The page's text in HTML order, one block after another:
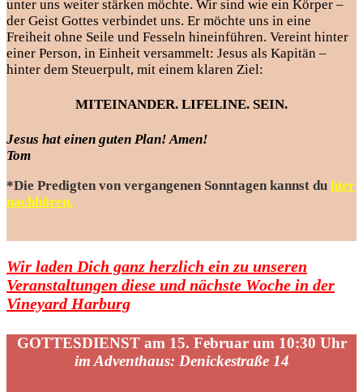
unter uns weiter stärken möchte. Wir sind wie ein Körper –
der Geist Gottes verbindet uns. Er möchte uns in eine
Freiheit ohne Seile und Fesseln hineinführen. Vereint hinter
einer Person, in Einheit versammelt: Jesus als Kapitän –
hinter dem Steuerpult, mit einem klaren Ziel:
MITEINANDER. LIFELINE. SEIN.
Jesus hat einen guten Plan! Amen!
Tom
*Die Predigten von vergangenen Sonntagen kannst du hier
nachhören.
Wir laden Dich ganz herzlich ein zu unseren
Veranstaltungen diese und nächste Woche in der
Vineyard Harburg
GOTTESDIENST am 15. Februar um 10:30 Uhr
im Adventhaus: Denickestraße 14